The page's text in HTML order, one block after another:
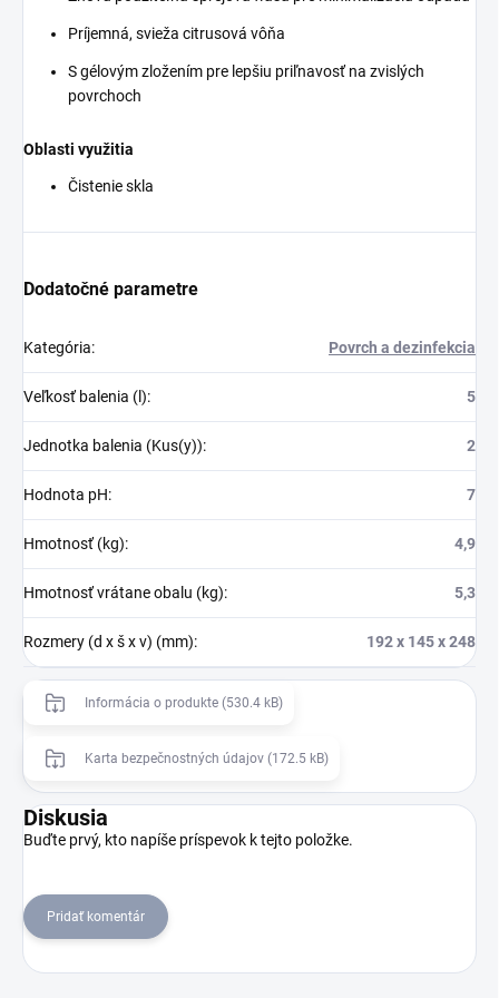
Príjemná, svieža citrusová vôňa
S gélovým zložením pre lepšiu priľnavosť na zvislých
povrchoch
Oblasti využitia
Čistenie skla
Dodatočné parametre
Kategória: Povrch a dezinfekcia
Veľkosť balenia (l): 5
Jednotka balenia (Kus(y)): 2
Hodnota pH: 7
Hmotnosť (kg): 4,9
Hmotnosť vrátane obalu (kg): 5,3
Rozmery (d x š x v) (mm): 192 x 145 x 248
Informácia o produkte (530.4 kB)
Karta bezpečnostných údajov (172.5 kB)
Diskusia
Buďte prvý, kto napíše príspevok k tejto položke.
Pridať komentár